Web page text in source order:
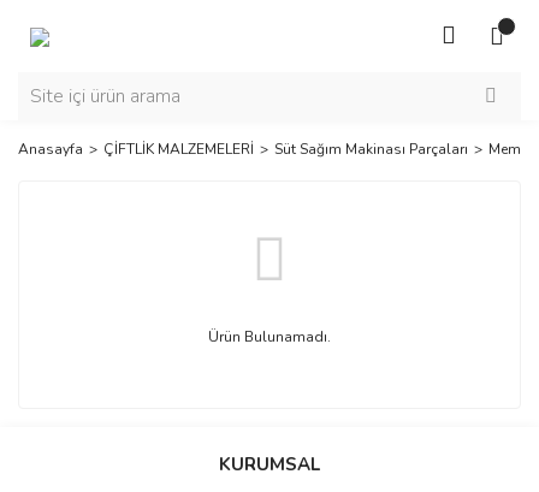
Anasayfa ÇİFTLİK MALZEMELERİ Süt Sağım Makinası Parçaları
Ürün Bulunamadı.
KURUMSAL